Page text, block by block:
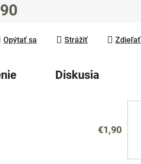
Opýtať sa Strážiť Zdieľať
Diskusia
€1,90